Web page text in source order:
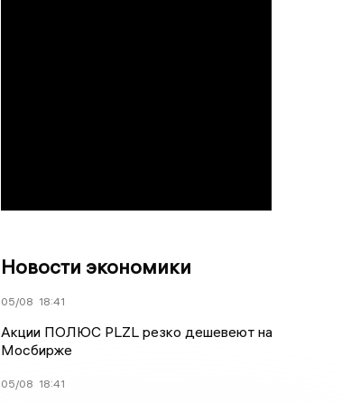
Новости экономики
05/08 18:41
Акции ПОЛЮС PLZL резко дешевеют на
Мосбирже
05/08 18:41